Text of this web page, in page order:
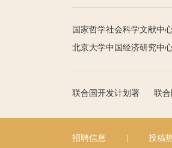
国家哲学社会科学文献中
北京大学中国经济研究中
联合国开发计划署 联
招聘信息 投稿